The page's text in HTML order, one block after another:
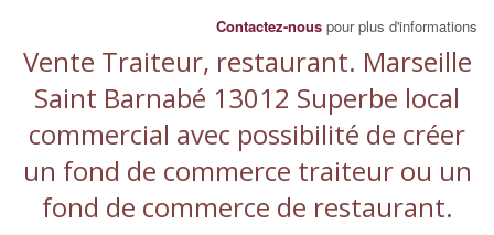
Contactez-nous pour plus d'informations
Vente Traiteur, restaurant. Marseille
Saint Barnabé 13012 Superbe local
commercial avec possibilité de créer
un fond de commerce traiteur ou un
fond de commerce de restaurant.